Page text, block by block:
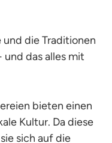
die Traditionen
und das alles mit
bieten einen
Kultur. Da diese
sich auf die